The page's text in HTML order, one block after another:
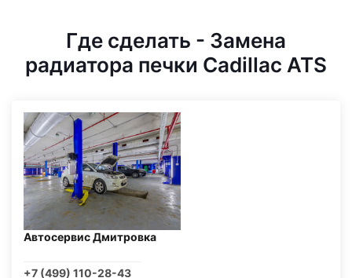
Где сделать - Замена
радиатора печки Cadillac ATS
Автосервис Дмитровка
+7 (499) 110-28-43